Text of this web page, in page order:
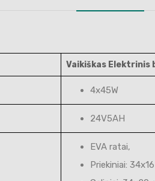
Vaikiškas Elektrinis
4x45W
24V5AH
EVA ratai,
Priekiniai: